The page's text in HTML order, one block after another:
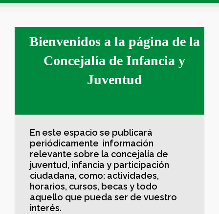
Bienvenidos a la página de la
Concejalía de Infancia y
Juventud
En este espacio se publicará
periódicamente información
relevante sobre la concejalía de
juventud, infancia y participación
ciudadana, como: actividades,
horarios, cursos, becas y todo
aquello que pueda ser de vuestro
interés.